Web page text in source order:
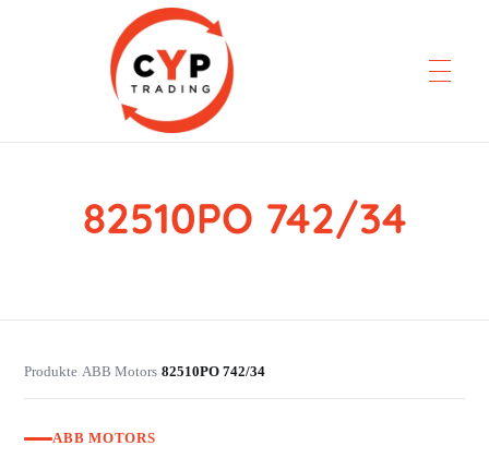
CYP Trading
Professionelle Ersatzteilbeschaffung
82510PO 742/34
Produkte›ABB Motors›82510PO 742/34
ABB MOTORS